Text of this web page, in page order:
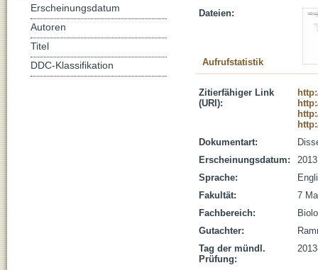
Dateien:
Aufrufstatistik
Zitierfähiger Link
(URI):
Dokumentart:
Erscheinungsdatum:
2013
Sprache:
Fakultät:
7
Fachbereich:
Gutachter:
Tag der mündl.
Prüfung:
Erscheinungsdatum
Autoren
Titel
DDC-Klassifikation